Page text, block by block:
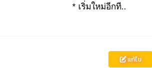
* เริ่มใหม่อีกที..
แก้ไข